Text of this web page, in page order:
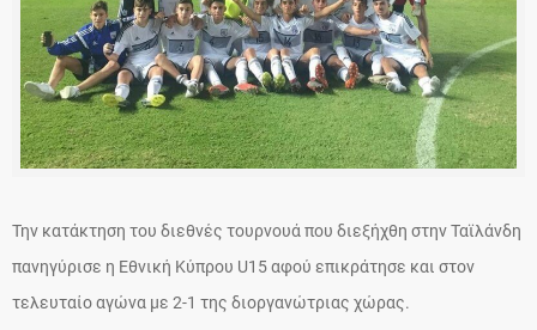
Την κατάκτηση του διεθνές τουρνουά που διεξήχθη στην Ταϊλάνδη
πανηγύρισε η Εθνική Κύπρου U15 αφού επικράτησε και στον
τελευταίο αγώνα με 2-1 της διοργανώτριας χώρας.